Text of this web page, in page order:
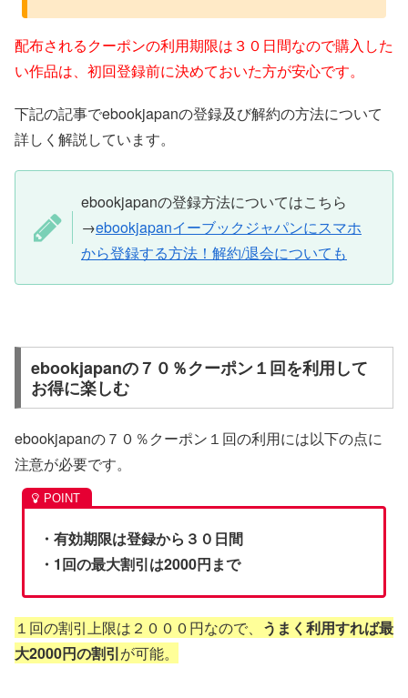
配布されるクーポンの利用期限は３０日間なので購入した
い作品は、初回登録前に決めておいた方が安心です。
下記の記事でebookjapanの登録及び解約の方法について
詳しく解説しています。
ebookjapanの登録方法についてはこちら
→ebookjapanイーブックジャパンにスマホ
から登録する方法！解約/退会についても
ebookjapanの７０％クーポン１回を利用して
お得に楽しむ
ebookjapanの７０％クーポン１回の利用には以下の点に
注意が必要です。
・有効期限は登録から３０日間
・1回の最大割引は2000円まで
１回の割引上限は２０００円なので、 うまく利用すれば最
大2000円の割引が可能。